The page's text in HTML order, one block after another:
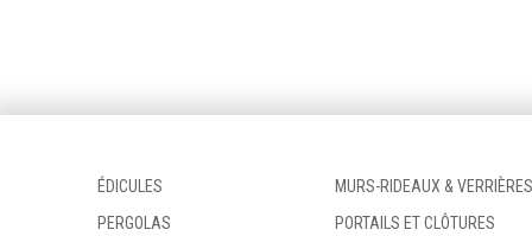
ÉDICULES
MURS-RIDEAUX & VERRIÈRES
PERGOLAS
PORTAILS ET CLÔTURES